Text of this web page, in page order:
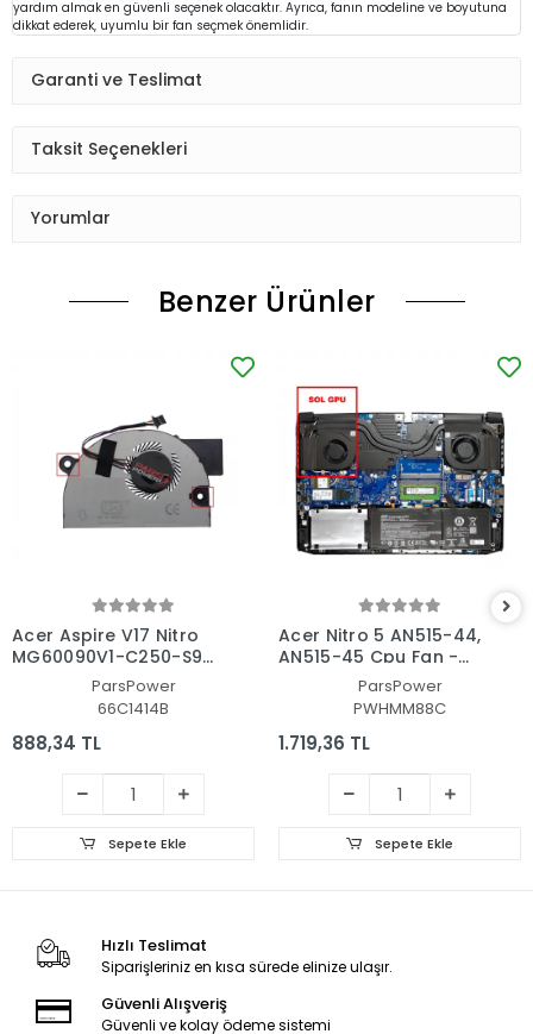
yardım almak en güvenli seçenek olacaktır. Ayrıca, fanın modeline ve boyutuna
dikkat ederek, uyumlu bir fan seçmek önemlidir.
Garanti ve Teslimat
Taksit Seçenekleri
Yorumlar
Benzer Ürünler
Acer Aspire V17 Nitro
MG60090V1-C250-S9C
CPU Fan - İşlemci Fanı
ParsPower
66C1414B
888,34 TL
Sepete Ekle
Acer Nitro 5 AN515-44,
AN515-45 Cpu Fan -
İşlemci Fanı Ver.2
ParsPower
PWHMM88C
1.719,36 TL
Sepete Ekle
Hızlı Teslimat
Siparişleriniz en kısa sürede elinize ulaşır.
Güvenli Alışveriş
Güvenli ve kolay ödeme sistemi